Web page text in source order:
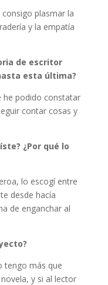
plasmar la
y la empatía
de escritor
esta última?
he podido constatar
contar cosas y
¿Por qué lo
lo escogí entre
desde hacía
de enganchar al
tengo más que
y si al lector